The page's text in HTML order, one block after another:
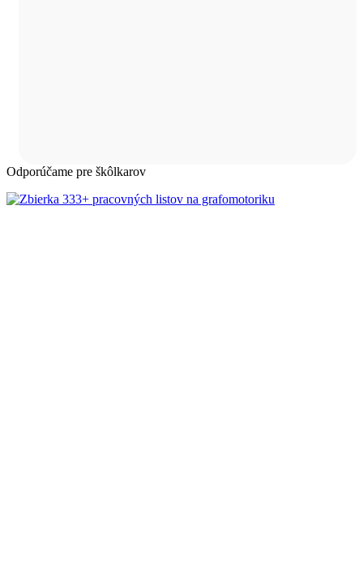
Odporúčame pre škôlkarov